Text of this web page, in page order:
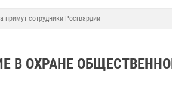
примут сотрудники Росгвардии
В ОХРАНЕ